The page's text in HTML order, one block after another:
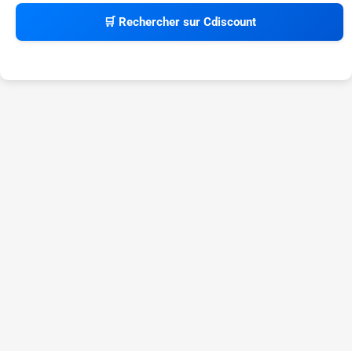
🛒 Rechercher sur Cdiscount